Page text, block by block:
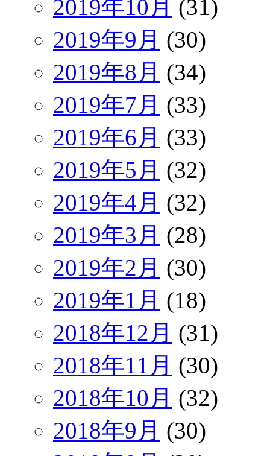
2019年10月 (31)
2019年9月 (30)
2019年8月 (34)
2019年7月 (33)
2019年6月 (33)
2019年5月 (32)
2019年4月 (32)
2019年3月 (28)
2019年2月 (30)
2019年1月 (18)
2018年12月 (31)
2018年11月 (30)
2018年10月 (32)
2018年9月 (30)